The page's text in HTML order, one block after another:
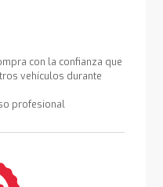
con la confianza que
vehículos durante
profesional